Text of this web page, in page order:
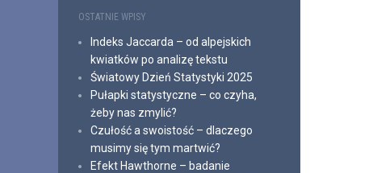
OSTATNIE WPISY
Indeks Jaccarda – od alpejskich
kwiatków po analizę tekstu
Światowy Dzień Statystyki 2025
Pułapki statystyczne – co czyha,
żeby nas zmylić?
Czułość a swoistość – dlaczego
musimy się tym martwić?
Efekt Hawthorne – badanie